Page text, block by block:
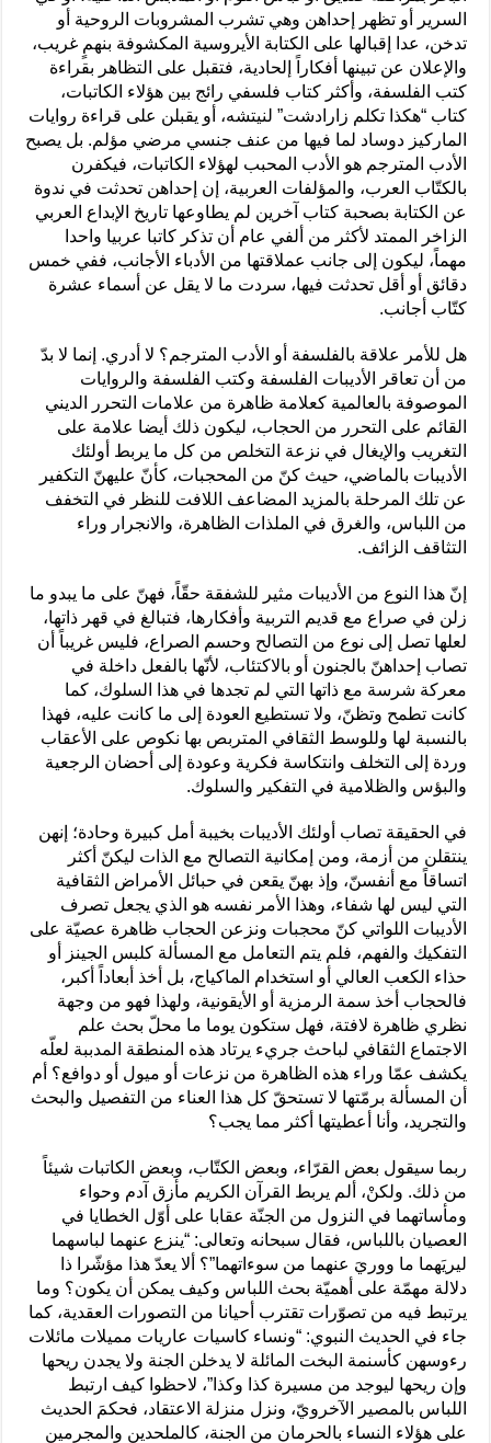
السرير أو تظهر إحداهن وهي تشرب المشروبات الروحية أو
تدخن، عدا إقبالها على الكتابة الأيروسية المكشوفة بنهمٍ غريب،
والإعلان عن تبينها أفكاراً إلحادية، فتقبل على التظاهر بقراءة
كتب الفلسفة، وأكثر كتاب فلسفي رائج بين هؤلاء الكاتبات،
كتاب “هكذا تكلم زارادشت” لنيتشه، أو يقبلن على قراءة روايات
الماركيز دوساد لما فيها من عنف جنسي مرضي مؤلم. بل يصبح
الأدب المترجم هو الأدب المحبب لهؤلاء الكاتبات، فيكفرن
بالكتّاب العرب، والمؤلفات العربية، إن إحداهن تحدثت في ندوة
عن الكتابة بصحبة كتاب آخرين لم يطاوعها تاريخ الإبداع العربي
الزاخر الممتد لأكثر من ألفي عام أن تذكر كاتبا عربيا واحدا
مهماً، ليكون إلى جانب عملاقتها من الأدباء الأجانب، ففي خمس
دقائق أو أقل تحدثت فيها، سردت ما لا يقل عن أسماء عشرة
كتّاب أجانب.
هل للأمر علاقة بالفلسفة أو الأدب المترجم؟ لا أدري. إنما لا بدّ
من أن تعاقر الأديبات الفلسفة وكتب الفلسفة والروايات
الموصوفة بالعالمية كعلامة ظاهرة من علامات التحرر الديني
القائم على التحرر من الحجاب، ليكون ذلك أيضا علامة على
التغريب والإيغال في نزعة التخلص من كل ما يربط أولئك
الأديبات بالماضي، حيث كنّ من المحجبات، كأنّ عليهنّ التكفير
عن تلك المرحلة بالمزيد المضاعف اللافت للنظر في التخفف
من اللباس، والغرق في الملذات الظاهرة، والانجرار وراء
التثاقف الزائف.
إنّ هذا النوع من الأديبات مثير للشفقة حقّاً، فهنّ على ما يبدو ما
زلن في صراع مع قديم التربية وأفكارها، فتبالغ في قهر ذاتها،
لعلها تصل إلى نوع من التصالح وحسم الصراع، فليس غريباً أن
تصاب إحداهنّ بالجنون أو بالاكتئاب، لأنّها بالفعل داخلة في
معركة شرسة مع ذاتها التي لم تجدها في هذا السلوك، كما
كانت تطمح وتظنّ، ولا تستطيع العودة إلى ما كانت عليه، فهذا
بالنسبة لها وللوسط الثقافي المتربص بها نكوص على الأعقاب
وردة إلى التخلف وانتكاسة فكرية وعودة إلى أحضان الرجعية
والبؤس والظلامية في التفكير والسلوك.
في الحقيقة تصاب أولئك الأديبات بخيبة أمل كبيرة وحادة؛ إنهن
ينتقلن من أزمة، ومن إمكانية التصالح مع الذات ليكنّ أكثر
اتساقاً مع أنفسنّ، وإذ بهنّ يقعن في حبائل الأمراض الثقافية
التي ليس لها شفاء، وهذا الأمر نفسه هو الذي يجعل تصرف
الأديبات اللواتي كنّ محجبات ونزعن الحجاب ظاهرة عصيّة على
التفكيك والفهم، فلم يتم التعامل مع المسألة كلبس الجينز أو
حذاء الكعب العالي أو استخدام الماكياج، بل أخذ أبعاداً أكبر،
فالحجاب أخذ سمة الرمزية أو الأيقونية، ولهذا فهو من وجهة
نظري ظاهرة لافتة، فهل ستكون يوما ما محلّ بحث علم
الاجتماع الثقافي لباحث جريء يرتاد هذه المنطقة المدببة لعلّه
يكشف عمّا وراء هذه الظاهرة من نزعات أو ميول أو دوافع؟ أم
أن المسألة برمّتها لا تستحقّ كل هذا العناء من التفصيل والبحث
والتجريد، وأنا أعطيتها أكثر مما يجب؟
ربما سيقول بعض القرّاء، وبعض الكتّاب، وبعض الكاتبات شيئاً
من ذلك. ولكنْ، ألم يربط القرآن الكريم مأزق آدم وحواء
ومأساتهما في النزول من الجنّة عقابا على أوّل الخطايا في
العصيان باللباس، فقال سبحانه وتعالى: “ينزع عنهما لباسهما
ليريَهما ما ووريَ عنهما من سوءاتهما”؟ ألا يعدّ هذا مؤشّرا ذا
دلالة مهمّة على أهميّة بحث اللباس وكيف يمكن أن يكون؟ وما
يرتبط فيه من تصوّرات تقترب أحيانا من التصورات العقدية، كما
جاء في الحديث النبوي: “ونساء كاسيات عاريات مميلات مائلات
رءوسهن كأسنمة البخت المائلة لا يدخلن الجنة ولا يجدن ريحها
وإن ريحها ليوجد من مسيرة كذا وكذا”، لاحظوا كيف ارتبط
اللباس بالمصير الآخرويّ، ونزل منزلة الاعتقاد، فحكمَ الحديث
على هؤلاء النساء بالحرمان من الجنة، كالملحدين والمجرمين